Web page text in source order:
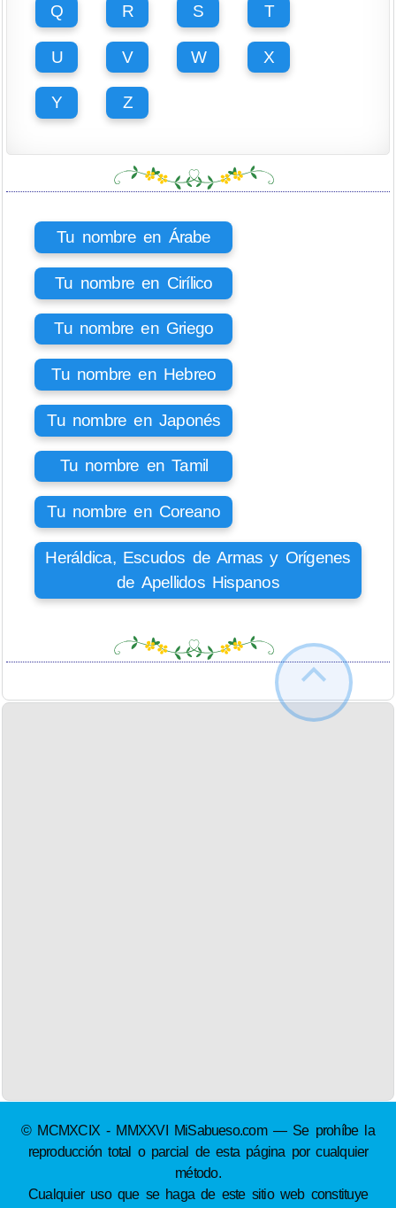
Q R S T
U V W X
Y Z
Tu nombre en Árabe
Tu nombre en Cirílico
Tu nombre en Griego
Tu nombre en Hebreo
Tu nombre en Japonés
Tu nombre en Tamil
Tu nombre en Coreano
Heráldica, Escudos de Armas y Orígenes
de Apellidos Hispanos
© MCMXCIX - MMXXVI MiSabueso.com — Se prohíbe la
reproducción total o parcial de esta página por cualquier
método.
Cualquier uso que se haga de este sitio web constituye